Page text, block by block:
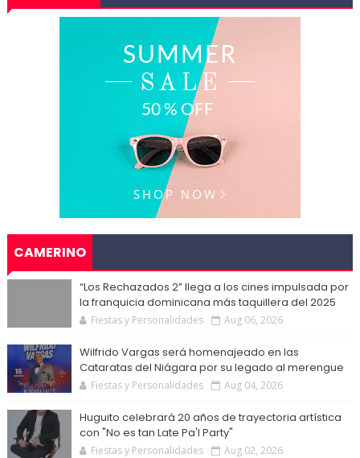
CAMERINO
“Los Rechazados 2” llega a los cines impulsada por
la franquicia dominicana más taquillera del 2025
Fiestas y Personalidades Aug 06, 2026
Wilfrido Vargas será homenajeado en las
Cataratas del Niágara por su legado al merengue
Fiestas y Personalidades Aug 04, 2026
Huguito celebrará 20 años de trayectoria artística
con "No es tan Late Pa'l Party"
Fiestas y Personalidades Aug 02, 2026